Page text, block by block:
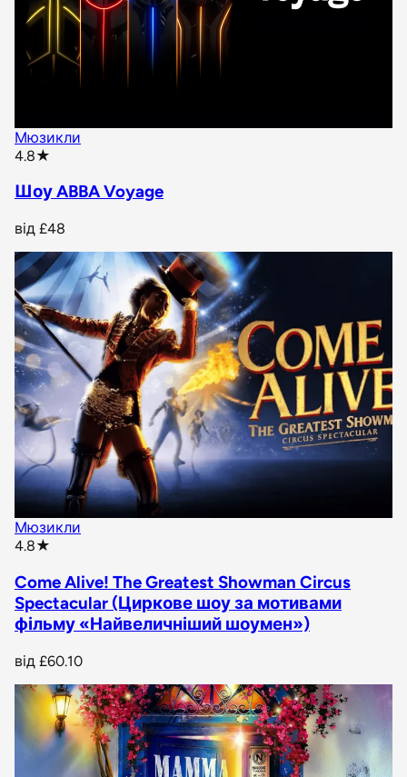
Мюзикли
4.8★
Шоу ABBA Voyage
від £48
Мюзикли
4.8★
Come Alive! The Greatest Showman Circus
Spectacular (Циркове шоу за мотивами
фільму «Найвеличніший шоумен»)
від £60.10